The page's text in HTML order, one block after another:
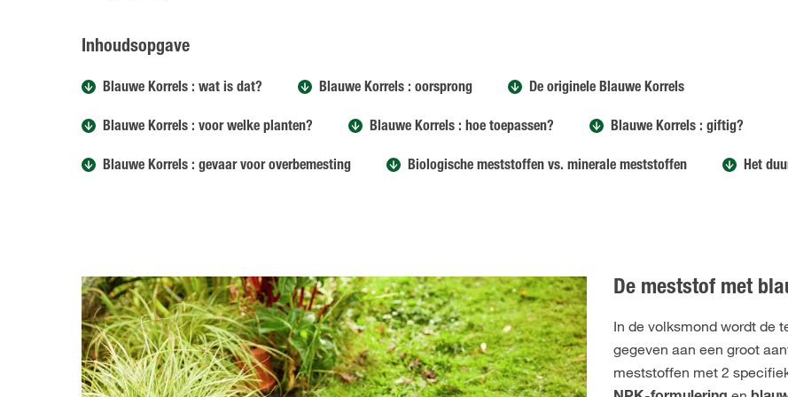
Inhoudsopgave
Blauwe Korrels : wat is dat? Blauwe Korrels : oorsprong De originele Blauwe Korrels
Blauwe Korrels : voor welke planten? Blauwe Korrels : hoe toepassen? Blauwe Korrels : giftig?
Blauwe Korrels : gevaar voor overbemesting Biologische meststoffen vs. minerale meststoffen Het
De meststof met
In de volksmond wordt de
gegeven aan een groot
meststoffen met 2